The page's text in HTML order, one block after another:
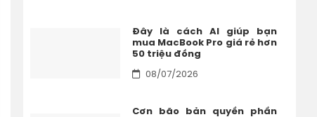
Đây là cách AI giúp bạn
mua MacBook Pro giá rẻ hơn
50 triệu đồng
08/07/2026
Cơn bão bản quyền phần